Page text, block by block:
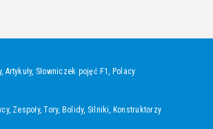
, Artykuły, Słowniczek pojęć F1, Polacy
, Zespoły,Tory, Bolidy, Silniki, Konstruktorzy